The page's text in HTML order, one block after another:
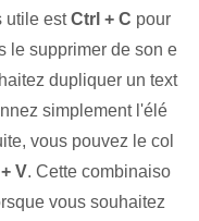
utile estCtrl + C pour
le supprimer de son e
dupliquer un text
simplement l'élé
vous pouvez le col
V. Cette combinaiso
vous souhaitez